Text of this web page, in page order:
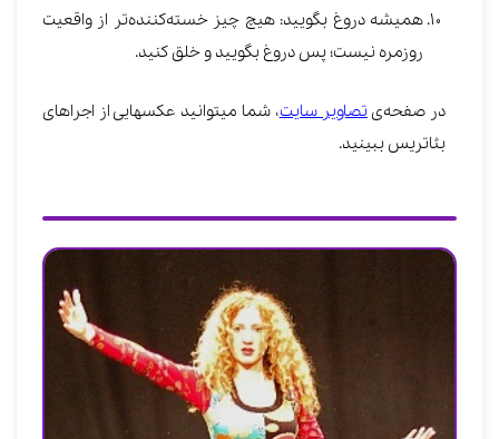
همیشه دروغ بگویید: هیچ چیز خسته‌کننده‌تر از واقعیت
روزمره نیست؛ پس دروغ بگویید و خلق کنید.
در صفحه‌یتصاویر سایت
، شما می‎توانید عکس‎‏هایی از اجراهای
بئاتریس ببینید.